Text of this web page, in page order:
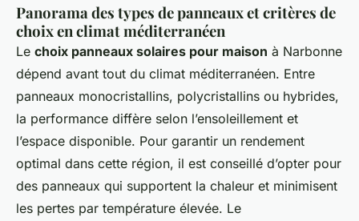
Panorama des types de panneaux et critères de
choix en climat méditerranéen
Le choix panneaux solaires pour maison à Narbonne
dépend avant tout du climat méditerranéen. Entre
panneaux monocristallins, polycristallins ou hybrides,
la performance diffère selon l’ensoleillement et
l’espace disponible. Pour garantir un rendement
optimal dans cette région, il est conseillé d’opter pour
des panneaux qui supportent la chaleur et minimisent
les pertes par température élevée. Le